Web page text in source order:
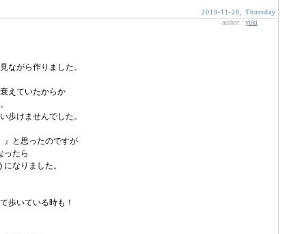
2019-11-28, Thursday
author : yuki
ながら作りました。
えていたからか
歩けませんでした。
』と思ったのですが
ったら
なりました。
歩いている時も！